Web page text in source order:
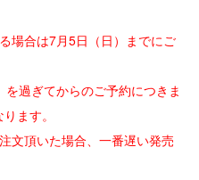
場合は7月5日（日）までにご
過ぎてからのご予約につきま
ます。
文頂いた場合、一番遅い発売